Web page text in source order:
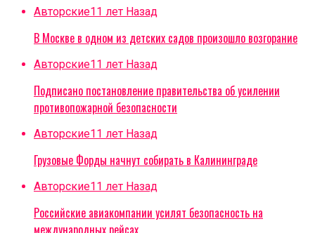
Авторские11 лет Назад
В Москве в одном из детских садов произошло возгорание
Авторские11 лет Назад
Подписано постановление правительства об усилении
противопожарной безопасности
Авторские11 лет Назад
Грузовые Форды начнут собирать в Калининграде
Авторские11 лет Назад
Российские авиакомпании усилят безопасность на
международных рейсах